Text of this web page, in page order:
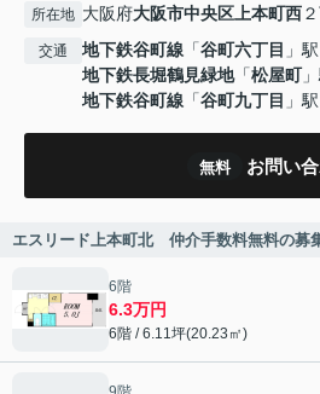
所在地 大阪府大阪市中央区 上本町西
交通 地下鉄谷町線 「谷町六丁目 」
地下鉄長堀鶴見緑地「松屋町
地下鉄谷町線 「谷町九丁目 」
無料 お問い
エスリード上本町北 仲介手数料無料の募
6階
6.3万円
6階 / 6.11坪(20.23㎡)